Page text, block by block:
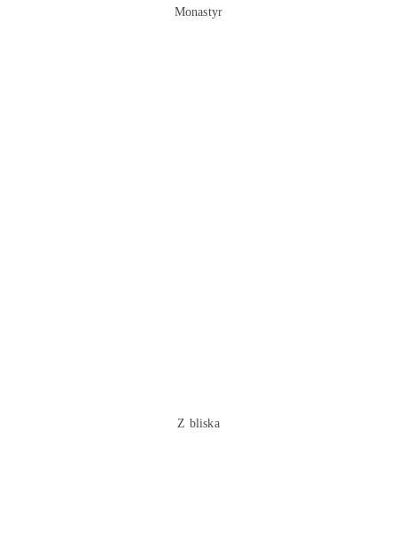
Monastyr
Z bliska